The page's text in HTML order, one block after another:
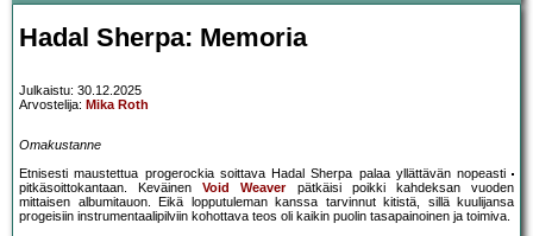
Hadal Sherpa: Memoria
Julkaistu: 30.12.2025
Arvostelija: Mika Roth
Omakustanne
Etnisesti maustettua progerockia soittava Hadal Sherpa palaa yllättävän nopeasti
pitkäsoittokantaan. KeväinenVoid Weaverpätkäisi poikki kahdeksan vuoden
mittaisen albumitauon. Eikä lopputuleman kanssa tarvinnut kitistä, sillä kuulijansa
progeisiin instrumentaalipilviin kohottava teos oli kaikin puolin tasapainoinen ja toimiva.